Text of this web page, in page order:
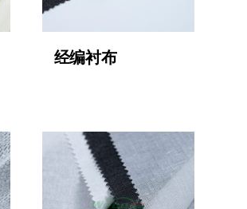
经编衬布